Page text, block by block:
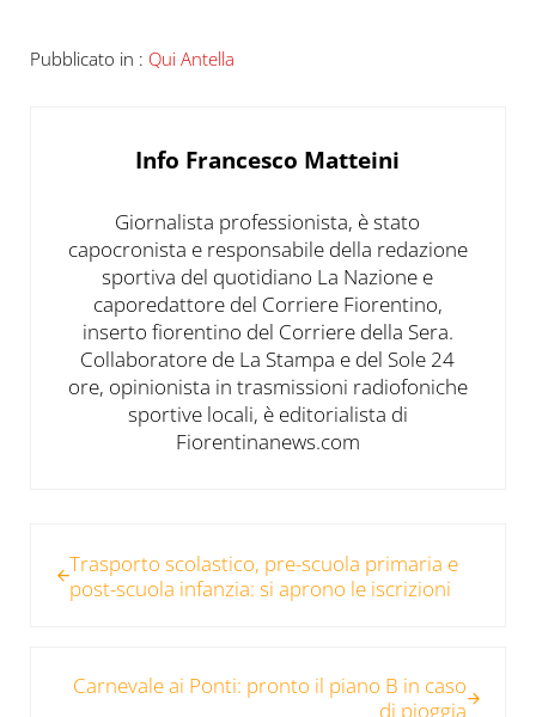
Pubblicato in : Qui Antella
Info Francesco Matteini
Giornalista professionista, è stato
capocronista e responsabile della redazione
sportiva del quotidiano La Nazione e
caporedattore del Corriere Fiorentino,
inserto fiorentino del Corriere della Sera.
Collaboratore de La Stampa e del Sole 24
ore, opinionista in trasmissioni radiofoniche
sportive locali, è editorialista di
Fiorentinanews.com
Trasporto scolastico, pre-scuola primaria e
post-scuola infanzia: si aprono le iscrizioni
Carnevale ai Ponti: pronto il piano B in caso
di pioggia